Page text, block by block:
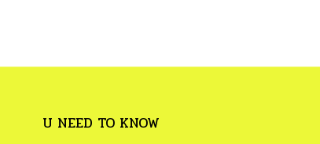
U NEED TO KNOW